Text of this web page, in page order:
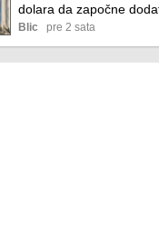
dolara da započne
iz svog ormara - sada
preko 32.000 dolara
Blic pre 2 sata